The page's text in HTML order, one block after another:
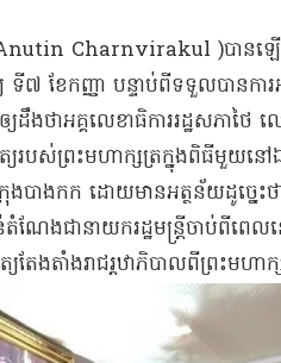
Charnvirakul )បានឡើ
ទី៧ ខែកញ្ញា បន្ទាប់ពីទទួលបានក
យដឹងថាអគ្គលេខាធិការរដ្ឋសភា
យរបស់ព្រះមហាក្សត្រក្នុងពិធីមួយន
ាងកក ដោយមានអត្ថន័យដូច្នេះថ
ានាយករដ្ឋមន្ត្រីចាប់ពីពេលនេ
តែងតាំងរាជរ្ដឋាភិបាលពីព្រះមហាក្